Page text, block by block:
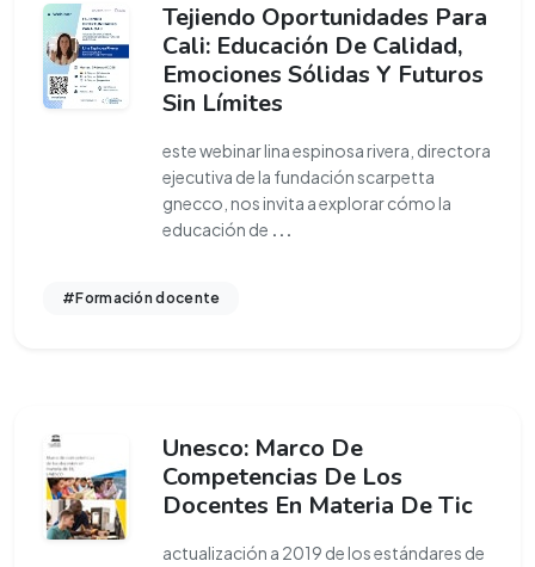
Tejiendo Oportunidades Para
Cali: Educación De Calidad,
Emociones Sólidas Y Futuros
Sin Límites
este webinar lina espinosa rivera, directora
ejecutiva de la fundación scarpetta
gnecco, nos invita a explorar cómo la
educación de ...
#Formación docente
Unesco: Marco De
Competencias De Los
Docentes En Materia De Tic
actualización a 2019 de los estándares de